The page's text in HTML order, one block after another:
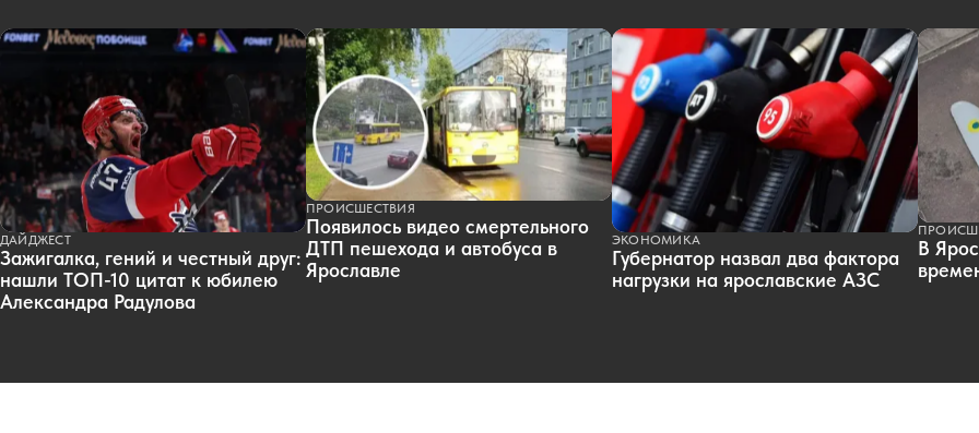
ДАЙДЖЕСТ
Зажигалка, гений и честный друг:
нашли ТОП-10 цитат к юбилею
Александра Радулова
ПРОИСШЕСТВИЯ
Появилось видео смертельного
ДТП пешехода и автобуса в
Ярославле
ЭКОНОМИКА
Губернатор назвал два фактора
нагрузки на ярославские АЗС
В